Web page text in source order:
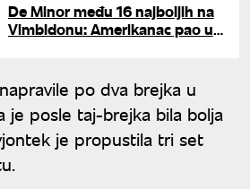
De Minor među 16 najboljih na
Vimbldonu: Amerikanac pao u
po dva brejka u
je posle taj-brejka bila bolja
je propustila tri set